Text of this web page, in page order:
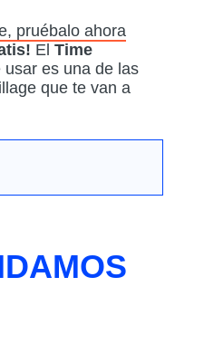
pruébalo ahora
El Time
es una de las
que te van a